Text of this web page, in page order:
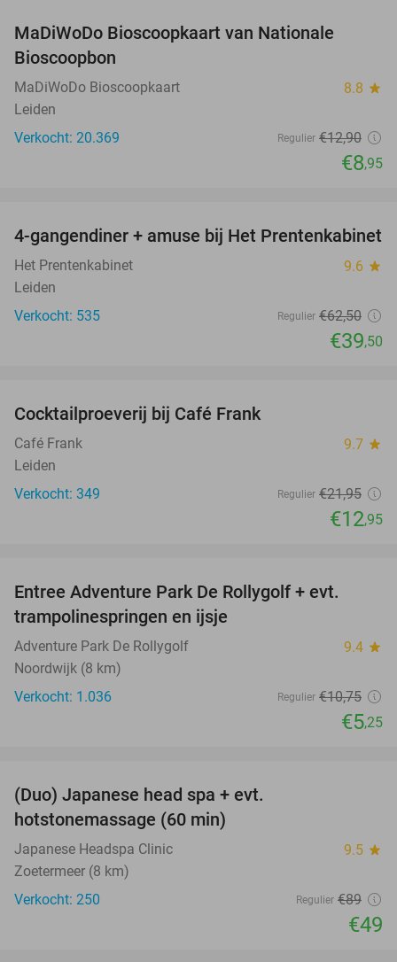
MaDiWoDo Bioscoopkaart van Nationale
Bioscoopbon
MaDiWoDo Bioscoopkaart 8.8 star
Leiden
Verkocht: 20.369
Regulier €12,90
€8,95
37%
4-gangendiner + amuse bij Het Prentenkabinet
Het Prentenkabinet 9.6 star
Leiden
Verkocht: 535
Regulier €62,50
€39,50
Cocktailproeverij bij Café Frank
Café Frank 9.7 star
Leiden
Verkocht: 349
Regulier €21,95
€12,95
Entree Adventure Park De Rollygolf + evt.
trampolinespringen en ijsje
Adventure Park De Rollygolf 9.4 star
Noordwijk (8 km)
Verkocht: 1.036
Regulier €10,75
€5,25
(Duo) Japanese head spa + evt.
hotstonemassage (60 min)
Japanese Headspa Clinic 9.5 star
Zoetermeer (8 km)
Verkocht: 250
Regulier €89
€49